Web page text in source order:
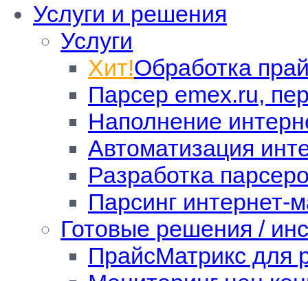
Услуги и решения
Услуги
Хит!Обработка
Парсер emex.ru,
Наполнение
Автоматизация
Разработка
Парсинг интернет-
Готовые решения /
ПрайсМатрикс для